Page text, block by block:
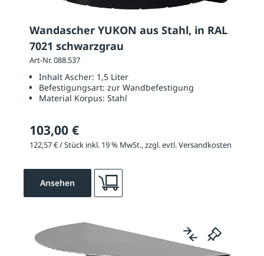
Wandascher YUKON aus Stahl, in RAL
7021 schwarzgrau
Art-Nr. 088.537
Inhalt Ascher: 1,5 Liter
Befestigungsart: zur Wandbefestigung
Material Korpus: Stahl
103,00 €
122,57 € / Stück inkl. 19 % MwSt., zzgl. evtl. Versandkosten
Ansehen